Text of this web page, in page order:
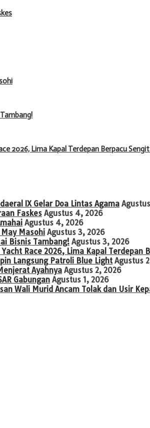
2026, Lima Kapal Terdepan Berpacu
IX Gelar Doa Lintas Agama
Faskes Agustus 4, 2026
Agustus 4, 2026
Masohi Agustus 3, 2026
Bisnis Tambang! Agustus 3, 2026
Race 2026, Lima Kapal Terdepan
Langsung Patroli Blue Light Agustus
Ayahnya Agustus 2, 2026
Gabungan Agustus 1, 2026
Wali Murid Ancam Tolak dan Usir